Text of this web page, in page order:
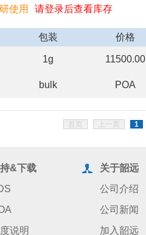
使用
请登录后查看库存
包装 价格
1g 11500.00
bulk POA
首页 上一页 1
&下载
说明
关于韶远
公司介绍
公司新闻
加入韶远